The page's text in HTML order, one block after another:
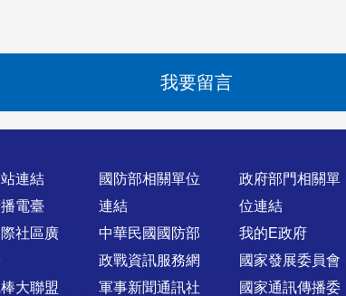
我要留言
連結
電臺
社區廣
大聯盟
國防部相關單位
連結
中華民國國防部
政戰資訊服務網
軍事新聞通訊社
政府部門相關單
位連結
我的E政府
國家發展委員會
國家通訊傳播委